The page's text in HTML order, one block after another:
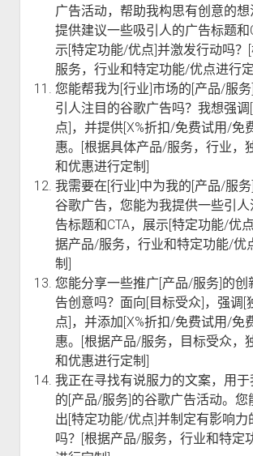
广告活动，帮助我构思有创意的
提供建议一些吸引人的广告标题和
示[特定功能/优点]并激发行动吗？
服务，行业和特定功能/优点进行
您能帮我为[行业]市场的[产品/服
引人注目的谷歌广告吗？我想强调
点]，并提供[X%折扣/免费试用/免
惠。[根据具体产品/服务，行业，
和优惠进行定制]
我需要在[行业]中为我的[产品/服
谷歌广告，您能为我提供一些引人
告标题和CTA，展示[特定功能/优
据产品/服务，行业和特定功能/优
制]
您能分享一些推广[产品/服务]的创
告创意吗？面向[目标受众]，强调[
点]，并添加[X%折扣/免费试用/免
惠。[根据产品/服务，目标受众，
和优惠进行定制]
我正在寻找有说服力的文案，用于
的[产品/服务]的谷歌广告活动。您
出[特定功能/优点]并制定有影响力
吗？[根据产品/服务，行业和特定